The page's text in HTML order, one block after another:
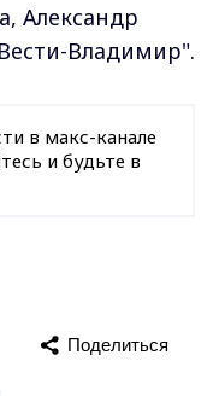
Александр
Владимир".
в макс-канале
и будьте в
Поделиться